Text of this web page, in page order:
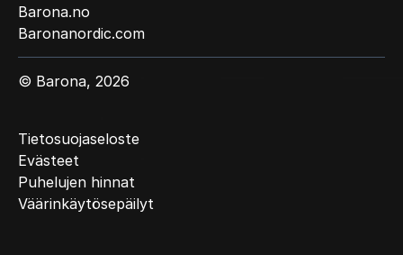
Barona.no
Baronanordic.com
© Barona, 2026
Tietosuojaseloste
Evästeet
Puhelujen hinnat
Väärinkäytösepäilyt